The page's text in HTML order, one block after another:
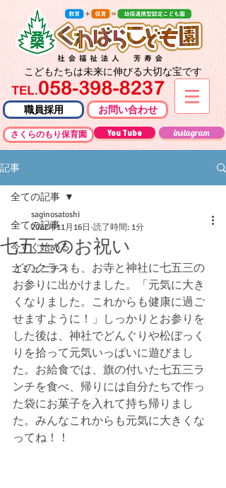
こどもたちは未来に伸びる大切な宝です
職員採用 お問い合わせ
さくらのもり保育園 You Tube instagram
記事
全ての記事
今すぐ始める
コミュニティ
全ての記事
七五三のお祝い
saginosatoshi
2022年11月16日 読了時間: 1分
どのクラスも、お寺と神社に七五三の
お参りに出かけました。「元気に大き
くなりました。これからも健康に過ご
せますように！」しっかりとお参りを
した後は、神社でどんぐりや松ぼっく
りを拾って元気いっぱいに遊びまし
た。お給食では、旗の付いた七五三ラ
ンチを食べ、帰りには自分たちで作っ
た袋にお菓子を入れて持ち帰りまし
た。みんなこれからも元気に大きくな
ってね！！